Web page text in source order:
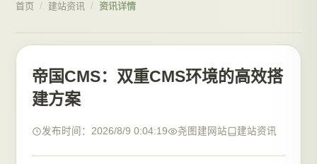
首页 / 建站资讯 / 资讯详情
帝国CMS：双重CMS环境的高效搭
建方案
发布时间：2026/8/9 0:04:19 尧图建网站 建站资讯